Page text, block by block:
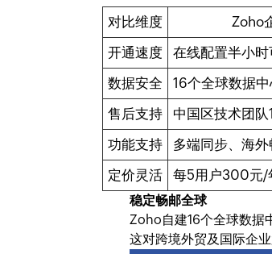
对比维度 Zoho
开通速度
在线配置半小时
数据安全
16个全球数据
售后支持
中国区技术团队
功能支持
多端同步、海外
定价灵活
每5用户300元/
稳定畅邮全球
Zoho自建16个全球数据
这对跨境外贸及国际企业